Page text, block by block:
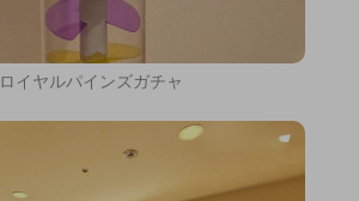
ロイヤルパインズガチャ